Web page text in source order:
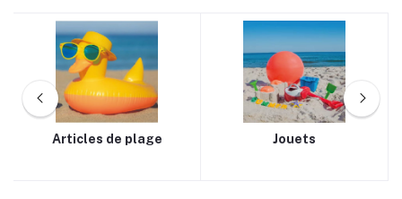
Articles de plage Jouets